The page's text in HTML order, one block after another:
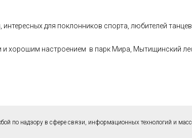
для поклонников спорта, любителей
хорошим настроением в парк Мира, Мытищинский
по надзору в сфере связи, информационных технологий и